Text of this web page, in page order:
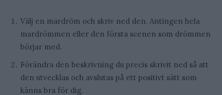
Välj en mardröm och skriv ned den. Antingen hela
mardrömmen eller den första scenen som drömmen
börjar med.
Förändra den beskrivning du precis skrivit ned så att
den utvecklas och avslutas på ett positivt sätt som
känns bra för dig.